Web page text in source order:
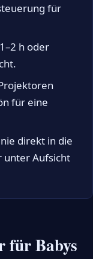
für
h oder
für eine
direkt in die
unter Aufsicht
für Babys